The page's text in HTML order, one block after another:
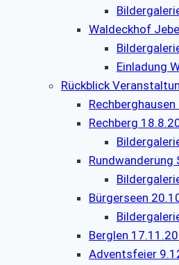
Waldeckhof
Einladung
Rückblick
Rechberg
Bürgerseen
Berglen
Adventsfeier